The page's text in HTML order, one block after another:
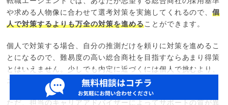
や求める人物像に合わせて選考対策を実施してくれるので、個
人で対策するよりも万全の対策を進めることができます。
個人で対策する場合、自分の推測だけを頼りに対策を進めるこ
とになるので、難易度の高い総合商社を目指すならあまり得策
とはいえません。少しでも内定に近づくには個人で挑むより、
エージェントを頼るほうが有効でしょう。
ただ、担当のキャリアアドバイザーによってサポートの質が異